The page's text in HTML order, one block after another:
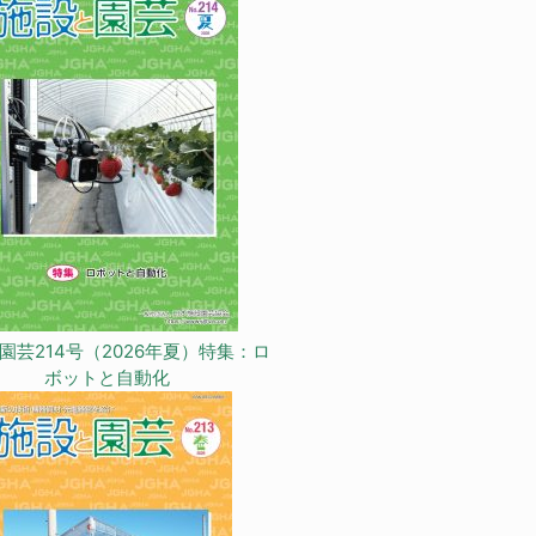
芸214号（2026年夏）特集：ロ
ボットと自動化